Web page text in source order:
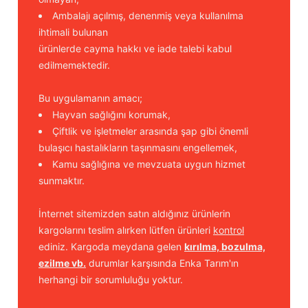
Ambalajı açılmış, denenmiş veya kullanılma
ihtimali bulunan
ürünlerde cayma hakkı ve iade talebi kabul
edilmemektedir.
Bu uygulamanın amacı;
Hayvan sağlığını korumak,
Çiftlik ve işletmeler arasında şap gibi önemli
bulaşıcı hastalıkların taşınmasını engellemek,
Kamu sağlığına ve mevzuata uygun hizmet
sunmaktır.
İnternet sitemizden satın aldığınız ürünlerin
kargolarını teslim alırken lütfen ürünleri kontrol
ediniz. Kargoda meydana gelen kırılma, bozulma,
ezilme vb. durumlar karşısında Enka Tarım'ın
herhangi bir sorumluluğu yoktur.